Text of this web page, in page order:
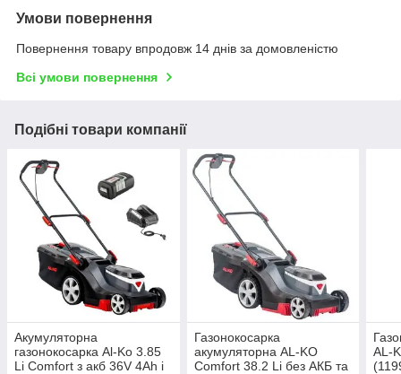
Умови повернення
Повернення товару впродовж 14 днів за домовленістю
Всі умови повернення
Подібні товари компанії
Акумуляторна
газонокосарка Al-Ko 3.85
Li Comfort з акб 36V 4Ah і
Газонокосарка
акумуляторна AL-KO
Comfort 38.2 Li без АКБ та
AL-